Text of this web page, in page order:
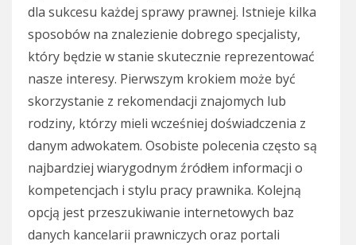
dla sukcesu każdej sprawy prawnej. Istnieje kilka
sposobów na znalezienie dobrego specjalisty,
który będzie w stanie skutecznie reprezentować
nasze interesy. Pierwszym krokiem może być
skorzystanie z rekomendacji znajomych lub
rodziny, którzy mieli wcześniej doświadczenia z
danym adwokatem. Osobiste polecenia często są
najbardziej wiarygodnym źródłem informacji o
kompetencjach i stylu pracy prawnika. Kolejną
opcją jest przeszukiwanie internetowych baz
danych kancelarii prawniczych oraz portali